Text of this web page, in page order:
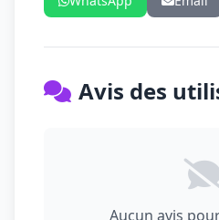
Avis des
Aucun avis